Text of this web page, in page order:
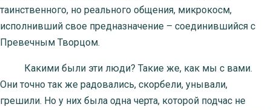
таинственного, но реального общения, микрокосм,
исполнивший свое предназначение – соединившийся с
Превечным Творцом.
Какими были эти люди? Такие же, как мы с вами.
Они точно так же радовались, скорбели, унывали,
грешили. Но у них была одна черта, которой подчас не